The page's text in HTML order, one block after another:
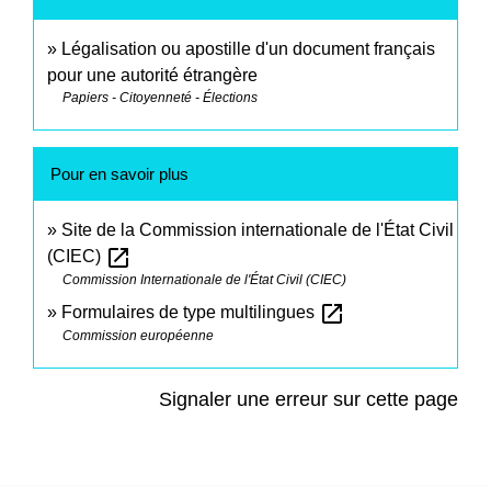
Légalisation ou apostille d'un document français
pour une autorité étrangère
Papiers - Citoyenneté - Élections
Pour en savoir plus
Site de la Commission internationale de l'État Civil
(CIEC) open_in_new
Commission Internationale de l'État Civil (CIEC)
Formulaires de type multilingues open_in_new
Commission européenne
Signaler une erreur sur cette page